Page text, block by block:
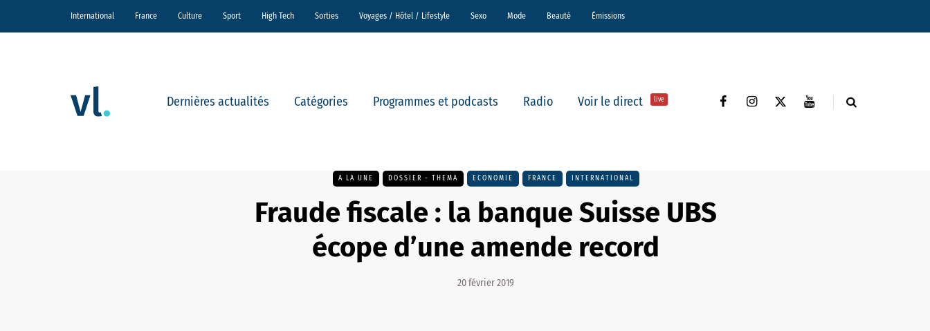
International France Culture Sport High Tech Sorties Voyages / Hôtel / Lifestyle Sexo Mode Beauté Émissions
Dernières actualités Catégories Programmes et podcasts Radio Voir le direct live
A LA UNE DOSSIER - THEMA ECONOMIE FRANCE INTERNATIONAL
Fraude fiscale : la banque Suisse UBS
écope d’une amende record
20 février 2019